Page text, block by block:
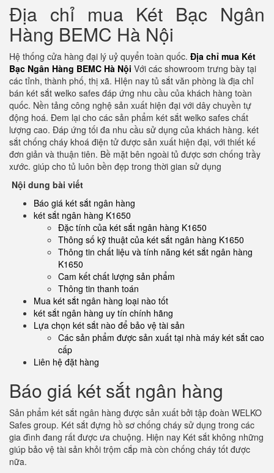
Địa chỉ mua Két Bạc Ngân
Hàng BEMC Hà Nội
Hệ thống cửa hàng đại lý uỷ quyển toàn quốc. Địa chỉ mua Két
Bạc Ngân Hàng BEMC Hà Nội Với các showroom trưng bày tại
các tỉnh, thành phố, thị xã. HIện nay tủ sắt văn phòng là địa chỉ
bán két sắt welko safes đáp ứng nhu cầu của khách hàng toàn
quốc. Nền tảng công nghệ sản xuất hiện đại với dây chuyền tự
động hoá. Đem lại cho các sản phẩm két sắt welko safes chất
lượng cao. Đáp ứng tối đa nhu cầu sử dụng của khách hàng. két
sắt chống cháy khoá điện tử được sản xuất hiện đại, với thiết kế
đơn giản và thuận tiên. Bề mặt bên ngoài tủ được sơn chống trầy
xước. giúp cho tủ luôn bền đẹp trong thời gian sử dụng
Nội dung bài viết
Báo giá két sắt ngân hàng
két sắt ngân hàng K1650
Đặc tính của két sắt ngân hàng K1650
Thông số kỹ thuật của két sắt ngân hàng K1650
Thông tin chất liệu và tính năng két sắt ngân hàng
K1650
Cam kết chất lượng sản phẩm
Thông tin thanh toán
Mua két sắt ngân hàng loại nào tốt
két sắt ngân hàng uy tín chính hãng
Lựa chọn két sắt nào để bảo vệ tài sản
Các sản phẩm được sản xuất tại nhà máy két sắt cao
cấp
Liên hệ đặt hàng
Báo giá két sắt ngân hàng
Sản phẩm két sắt ngân hàng được sản xuất bởi tập đoàn WELKO
Safes group. Két sắt đựng hồ sơ chống cháy sử dụng trong các
gia đình đang rất được ưa chuộng. Hiện nay Két sắt không những
giúp bảo vệ tài sản khỏi trộm cắp mà còn chống cháy tốt được
nữa.